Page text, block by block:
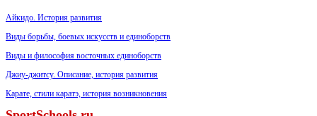
Айкидо. История развития
Виды борьбы, боевых искусств и единоборств
Виды и философия восточных единоборств
Джиу-джитсу. Описание, история развития
Карате, стили каратэ, история возникновения